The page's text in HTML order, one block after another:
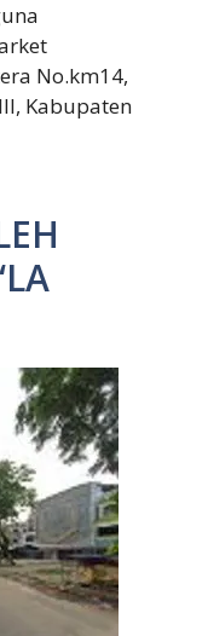
No.km14,
Kabupaten